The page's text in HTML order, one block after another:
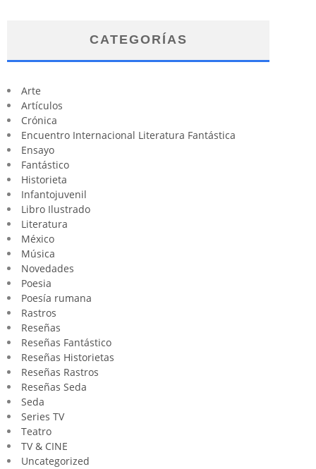
CATEGORÍAS
Arte
Artículos
Crónica
Encuentro Internacional Literatura Fantástica
Ensayo
Fantástico
Historieta
Infantojuvenil
Libro Ilustrado
Literatura
México
Música
Novedades
Poesia
Poesía rumana
Rastros
Reseñas
Reseñas Fantástico
Reseñas Historietas
Reseñas Rastros
Reseñas Seda
Seda
Series TV
Teatro
TV & CINE
Uncategorized